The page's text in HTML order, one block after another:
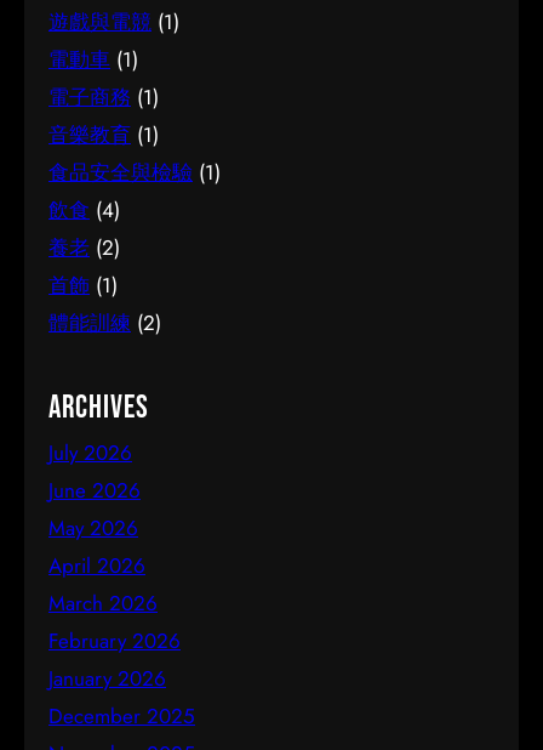
遊戲與電競 (1)
電動車 (1)
電子商務 (1)
音樂教育 (1)
食品安全與檢驗 (1)
飲食 (4)
養老 (2)
首飾 (1)
體能訓練 (2)
Archives
July 2026
June 2026
May 2026
April 2026
March 2026
February 2026
January 2026
December 2025